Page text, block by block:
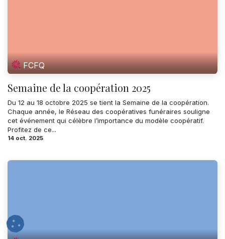
FCFQ
Semaine de la coopération 2025
Du 12 au 18 octobre 2025 se tient la Semaine de la coopération.
Chaque année, le Réseau des coopératives funéraires souligne
cet événement qui célèbre l’importance du modèle coopératif.
Profitez de ce...
14 oct. 2025